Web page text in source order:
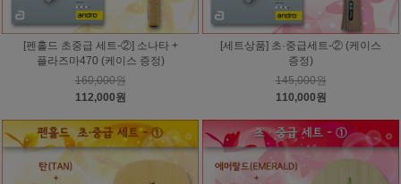
[펜홀드 초중급 세트-②] 소나타 +
플라즈마470 (케이스 증정)
160,000원
112,000원
[세트상품] 초·중급세트-② (케이스
증정)
145,000원
110,000원